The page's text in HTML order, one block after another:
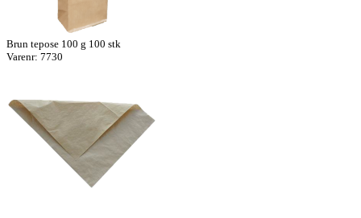
Brun tepose 100 g 100 stk
Varenr: 7730